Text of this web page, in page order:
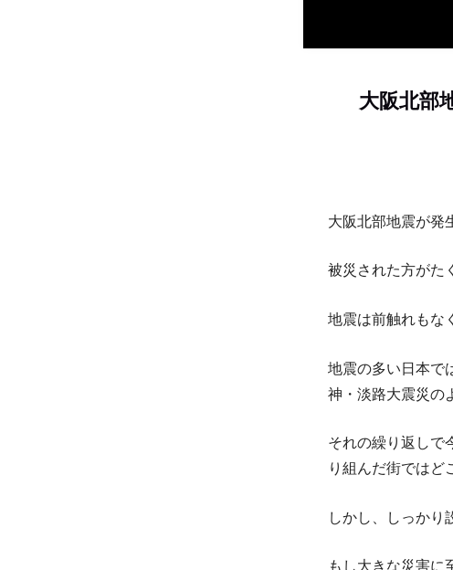
大阪北部
大阪北部地震が発
被災された方がた
地震は前触れもな
地震の多い日本で
神・淡路大震災の
それの繰り返しで
り組んだ街ではど
しかし、しっかり
もし大きな災害に